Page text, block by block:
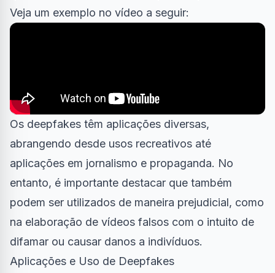
Veja um exemplo no vídeo a seguir:
Os deepfakes têm aplicações diversas,
abrangendo desde usos recreativos até
aplicações em jornalismo e propaganda. No
entanto, é importante destacar que também
podem ser utilizados de maneira prejudicial, como
na elaboração de vídeos falsos com o intuito de
difamar ou causar danos a indivíduos.
Aplicações e Uso de Deepfakes